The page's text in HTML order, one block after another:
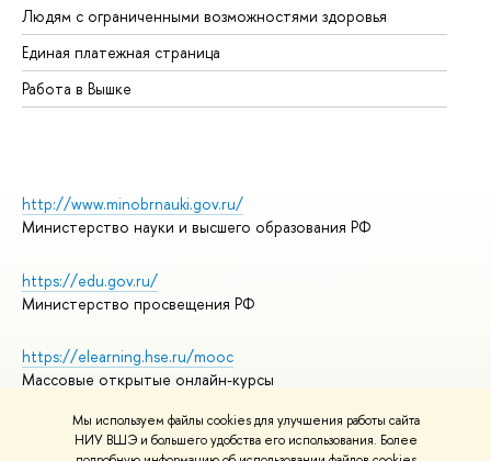
Мы используем файлы cookies для улучшения работы сайта
НИУ ВШЭ и большего удобства его использования. Более
Людям с ограниченными возможностями здоровья
Единая платежная страница
Работа в Вышке
http://www.minobrnauki.gov.ru/
Министерство науки и высшего образования РФ
https://edu.gov.ru/
Министерство просвещения РФ
https://elearning.hse.ru/mooc
Массовые открытые онлайн-курсы